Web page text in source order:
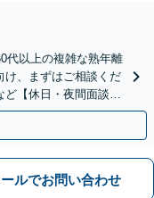
代以上の複雑な熟年離
け、まずはご相談くだ
ど【休日・夜間面談
ります！
ールでお問い合わせ